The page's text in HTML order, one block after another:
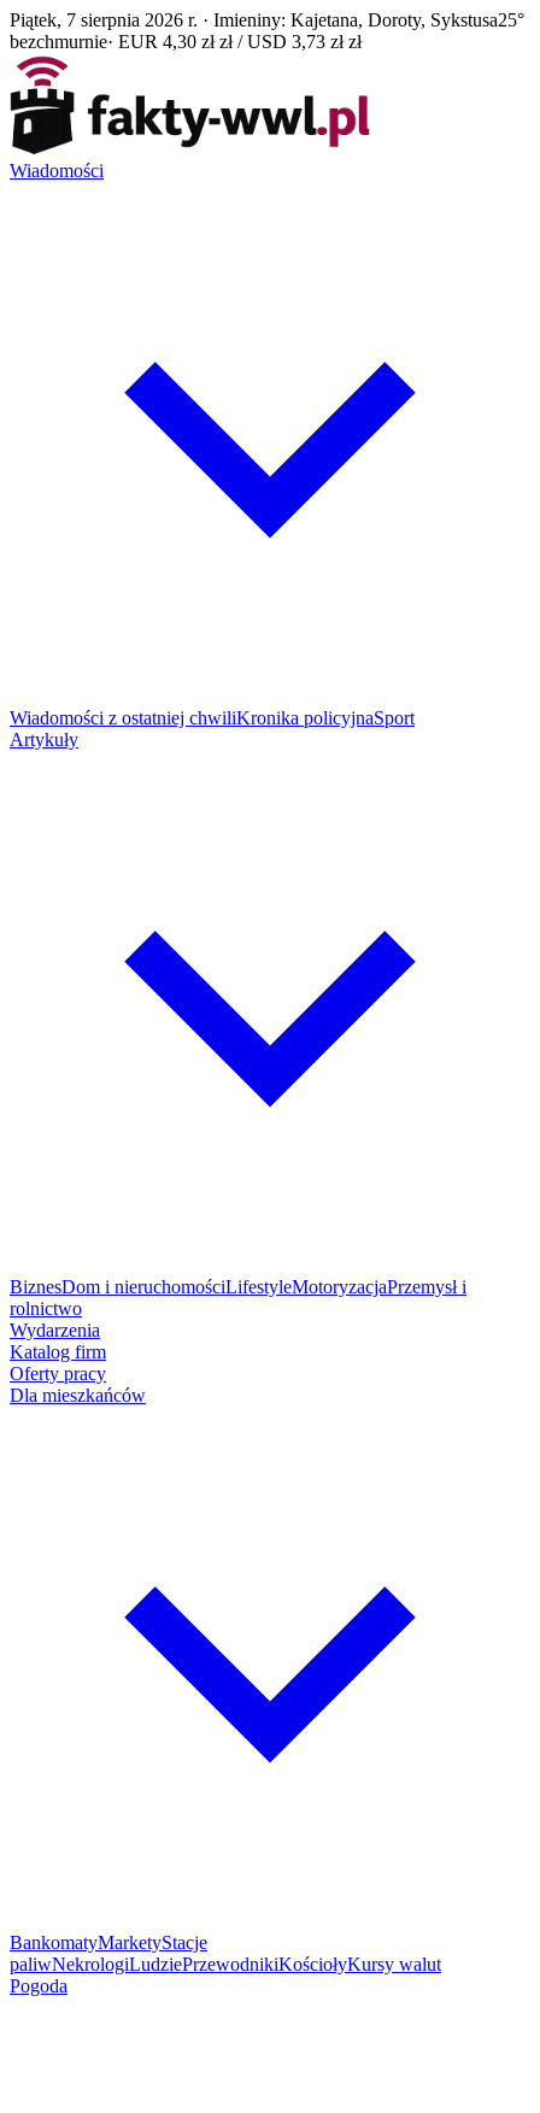
Piątek, 7 sierpnia 2026 r. · Imieniny: Kajetana, Doroty, Sykstusa25°
bezchmurnie· EUR 4,30 zł zł / USD 3,73 zł zł
Wiadomości
Wiadomości z ostatniej chwiliKronika policyjnaSport
Artykuły
BiznesDom i nieruchomościLifestyleMotoryzacjaPrzemysł i
rolnictwo
Wydarzenia
Katalog firm
Oferty pracy
Dla mieszkańców
BankomatyMarketyStacje
paliwNekrologiLudziePrzewodnikiKościołyKursy walut
Pogoda